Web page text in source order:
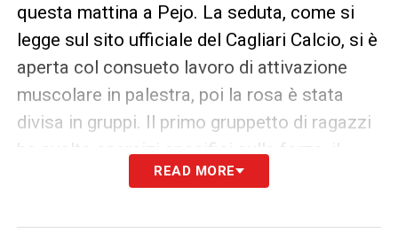
questa mattina a Pejo. La seduta, come si
legge sul sito ufficiale del Cagliari Calcio, si è
aperta col consueto lavoro di attivazione
muscolare in palestra, poi la rosa è stata
divisa in gruppi. Il primo gruppetto di ragazzi
ha svolto esercizi specifici sulla forza, il
resto della squadra si è invece concentrato
READ MORE